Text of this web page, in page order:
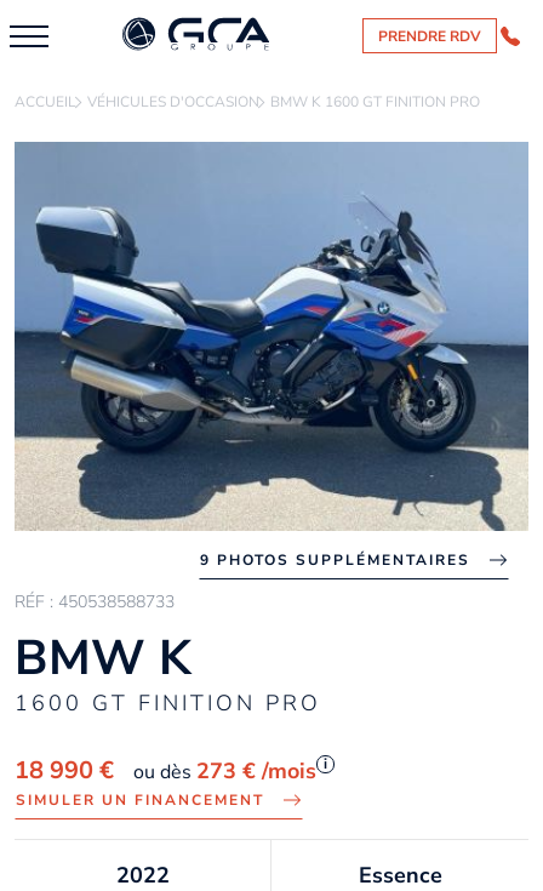
PRENDRE RDV
ACCUEIL VÉHICULES D'OCCASION BMW K 1600 GT FINITION PRO
9 PHOTOS SUPPLÉMENTAIRES
RÉF : 450538588733
BMW K
1600 GT FINITION PRO
18 990 € ou dès 273 € /mois i
SIMULER UN FINANCEMENT
2022 Essence